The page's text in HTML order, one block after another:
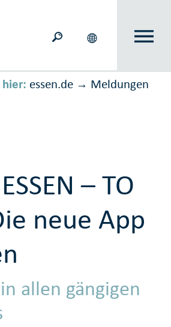
hier: essen.de → Meldungen
– TO
neue App
allen gängigen